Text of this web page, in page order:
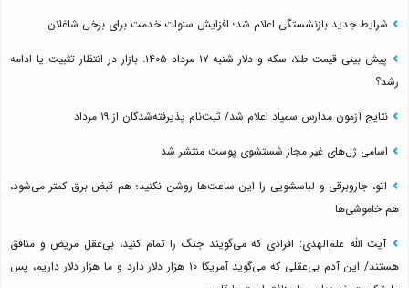
شرایط جدید بازنشستگی اعلام شد؛ افزایش سنوات خدمت برای برخی شاغلان
پیش بینی قیمت طلا، سکه و دلار شنبه ۱۷ مرداد ۱۴۰۵. بازار در انتظار تثبیت یا ادامه
رشد؟
نتایج آزمون مدارس سمپاد اعلام شد/ ثبت‌نام پذیرفته‌شدگان از ۱۹ مرداد
اسامی ژل‌های غیر مجاز شستشوی پوست منتشر شد
اتو، جاروبرقی و لباسشویی را این ساعت‌ها روشن نکنید؛ هم قبض برق کمتر می‌شود،
هم خاموشی‌ها
آیت الله علم‌الهدی: افرادی که می‌گویند جنگ را تمام کنید، بی‌عقل مریض و منافق
هستند/ این آدم بی‌عقلی که می‌گوید آمریکا ۱۰ هزار دلار دارد و ما هزار دلار داریم، پس